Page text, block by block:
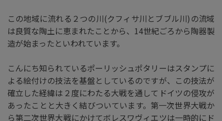
この地域に流れる２つの川(クフィサ川とブブル川)の流域
は良質な陶土に恵まれたことから、14世紀ごろから陶器製
造が始まったといわれています。
こんにち知られているポーリッシュポタリーはスタンプに
よる絵付けの技法を基盤としているのですが、この技法が
確立した経緯は２度にわたる大戦を通してドイツの侵攻が
あったことと大きく結びついています。第一次世界大戦か
ら第二次世界大戦にかけてボレスワヴィエツは一時的にド